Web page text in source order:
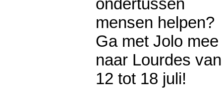
ondertussen
mensen helpen?
Ga met Jolo mee
naar Lourdes van
12 tot 18 juli!